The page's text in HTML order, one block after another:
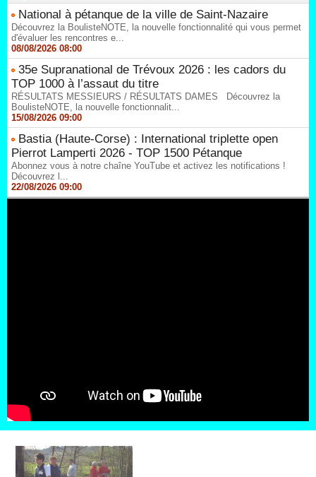
National à pétanque de la ville de Saint-Nazaire
Découvrez la BoulisteNOTE, la nouvelle fonctionnalité qui vous permet
d'évaluer les rencontres e...
08/08/2026 08:00
35e Supranational de Trévoux 2026 : les cadors du
TOP 1000 à l’assaut du titre
RÉSULTATS MESSIEURS / RÉSULTATS DAMES Découvrez la
BoulisteNOTE, la nouvelle fonctionnalit...
15/08/2026 09:00
Bastia (Haute-Corse) : International triplette open
Pierrot Lamperti 2026 - TOP 1500 Pétanque
Abonnez vous à notre chaîne YouTube et activez les notifications !
Découvrez l...
22/08/2026 09:00